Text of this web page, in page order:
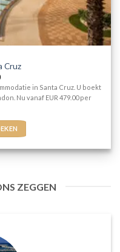
Cruz
in Santa Cruz. U boekt
Nu vanaf EUR 479.00 per
ZEGGEN